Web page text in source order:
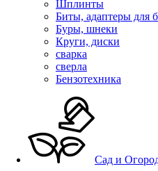
Шплинты
Биты, адаптеры для
Буры, шнеки
Круги, диски
сварка
сверла
Бензотехника
Сад и